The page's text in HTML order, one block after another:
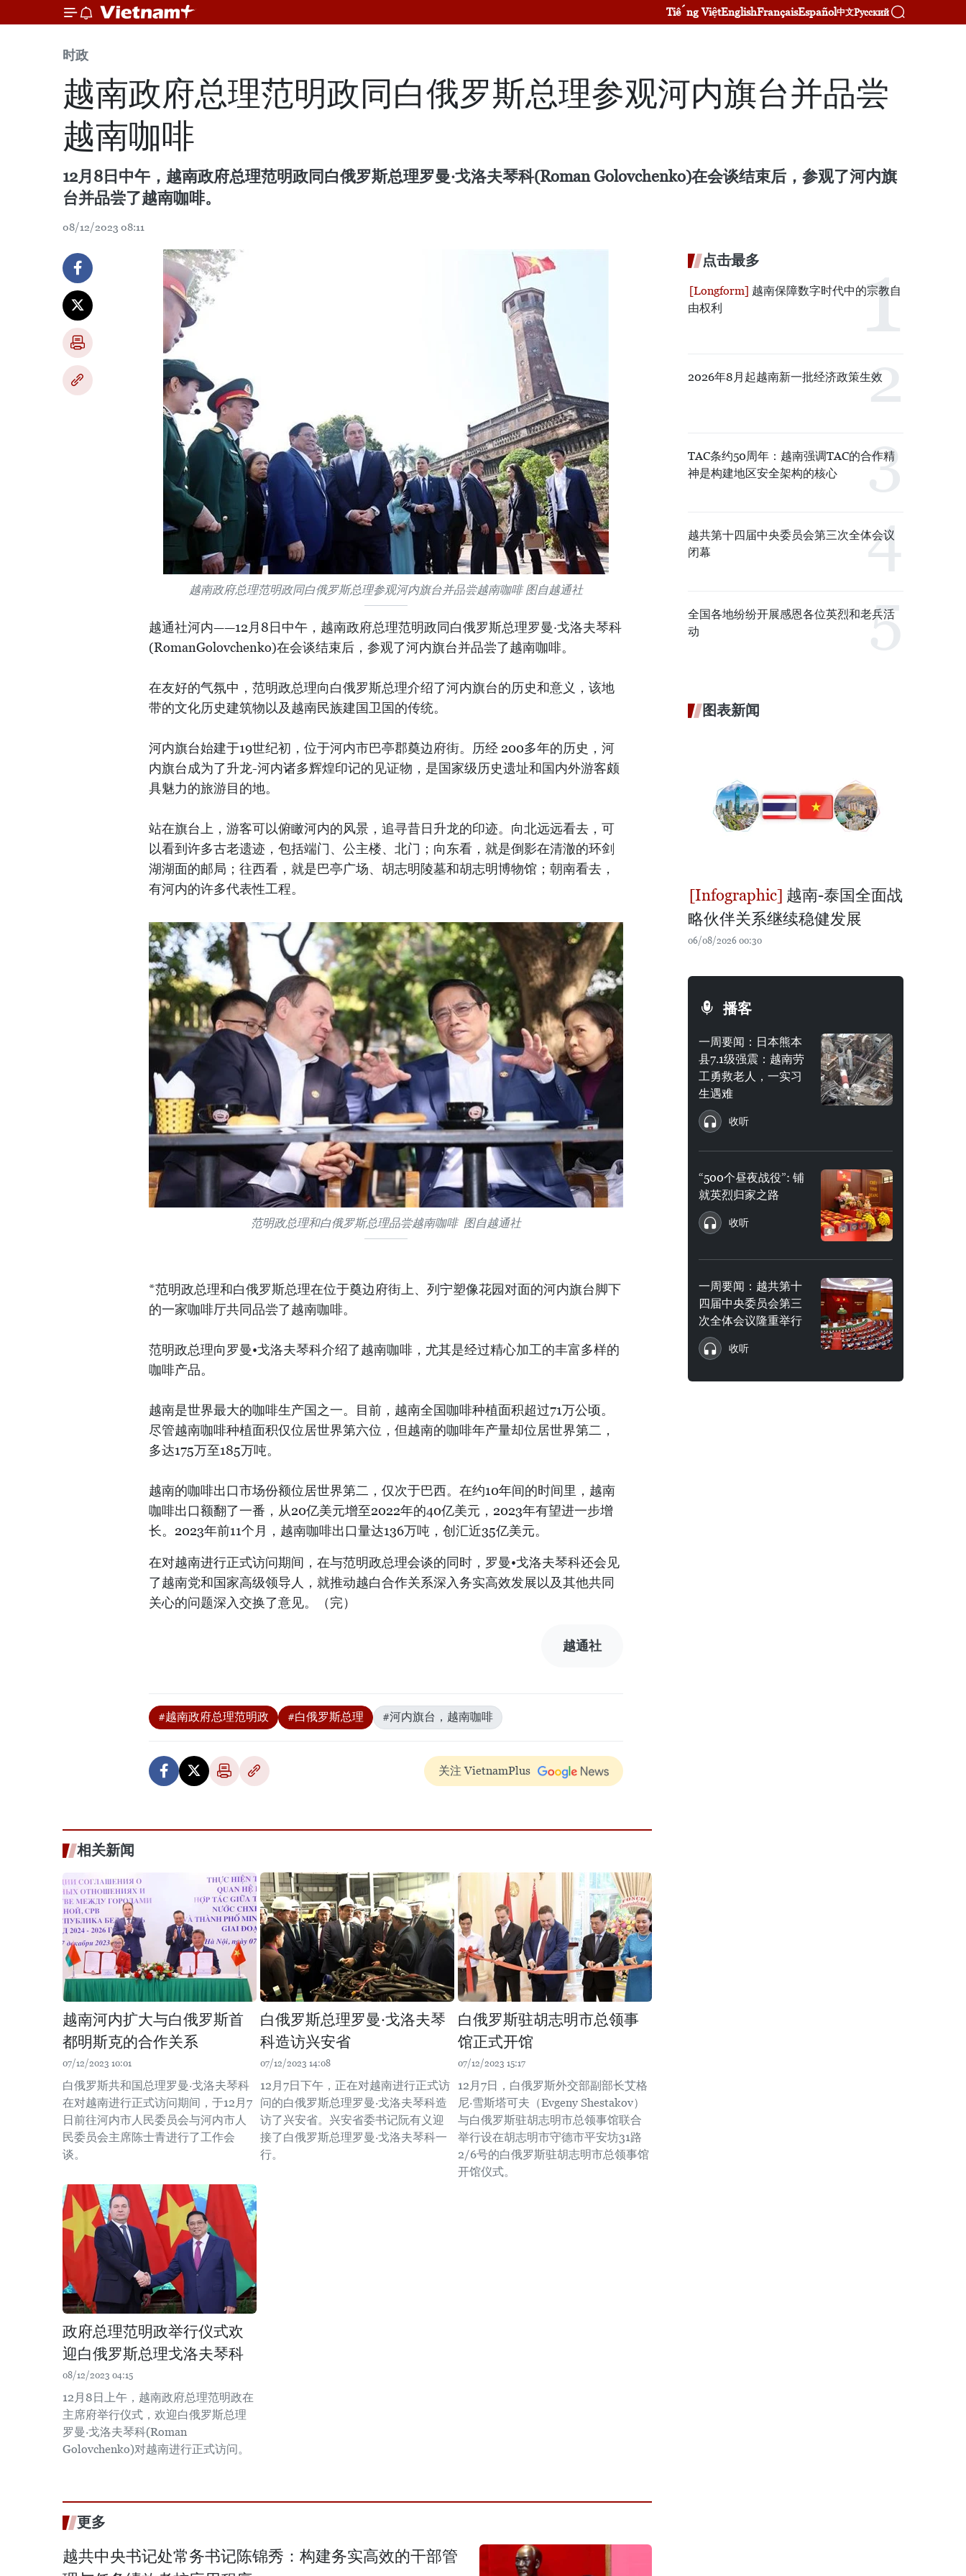
Tiếng ViệtEnglishFrançaisEspañol中文Русский
时政
越南政府总理范明政同白俄罗斯总理参观河内旗台并品尝
越南咖啡
12月8日中午，越南政府总理范明政同白俄罗斯总理罗曼·戈洛夫琴科(Roman Golovchenko)在会谈结束后，参观了河内旗
台并品尝了越南咖啡。
08/12/2023 08:11
越南政府总理范明政同白俄罗斯总理参观河内旗台并品尝越南咖啡 图自越通社
越通社河内——12月8日中午，越南政府总理范明政同白俄罗斯总理罗曼·戈洛夫琴科
(RomanGolovchenko)在会谈结束后，参观了河内旗台并品尝了越南咖啡。
在友好的气氛中，范明政总理向白俄罗斯总理介绍了河内旗台的历史和意义，该地
带的文化历史建筑物以及越南民族建国卫国的传统。
河内旗台始建于19世纪初，位于河内市巴亭郡奠边府街。历经 200多年的历史，河
内旗台成为了升龙-河内诸多辉煌印记的见证物，是国家级历史遗址和国内外游客颇
具魅力的旅游目的地。
站在旗台上，游客可以俯瞰河内的风景，追寻昔日升龙的印迹。向北远远看去，可
以看到许多古老遗迹，包括端门、公主楼、北门；向东看，就是倒影在清澈的环剑
湖湖面的邮局；往西看，就是巴亭广场、胡志明陵墓和胡志明博物馆；朝南看去，
有河内的许多代表性工程。
范明政总理和白俄罗斯总理品尝越南咖啡 图自越通社
*范明政总理和白俄罗斯总理在位于奠边府街上、列宁塑像花园对面的河内旗台脚下
的一家咖啡厅共同品尝了越南咖啡。
范明政总理向罗曼•戈洛夫琴科介绍了越南咖啡，尤其是经过精心加工的丰富多样的
咖啡产品。
越南是世界最大的咖啡生产国之一。目前，越南全国咖啡种植面积超过71万公顷。
尽管越南咖啡种植面积仅位居世界第六位，但越南的咖啡年产量却位居世界第二，
多达175万至185万吨。
越南的咖啡出口市场份额位居世界第二，仅次于巴西。在约10年间的时间里，越南
咖啡出口额翻了一番，从20亿美元增至2022年的40亿美元，2023年有望进一步增
长。2023年前11个月，越南咖啡出口量达136万吨，创汇近35亿美元。
在对越南进行正式访问期间，在与范明政总理会谈的同时，罗曼•戈洛夫琴科还会见
了越南党和国家高级领导人，就推动越白合作关系深入务实高效发展以及其他共同
关心的问题深入交换了意见。（完）
越通社
#越南政府总理范明政 #白俄罗斯总理 #河内旗台，越南咖啡
关注 VietnamPlus
相关新闻
越南河内扩大与白俄罗斯首
都明斯克的合作关系
07/12/2023 10:01
白俄罗斯共和国总理罗曼·戈洛夫琴科
在对越南进行正式访问期间，于12月7
日前往河内市人民委员会与河内市人
民委员会主席陈士青进行了工作会
谈。
白俄罗斯总理罗曼·戈洛夫琴
科造访兴安省
07/12/2023 14:08
12月7日下午，正在对越南进行正式访
问的白俄罗斯总理罗曼·戈洛夫琴科造
访了兴安省。兴安省委书记阮有义迎
接了白俄罗斯总理罗曼·戈洛夫琴科一
行。
白俄罗斯驻胡志明市总领事
馆正式开馆
07/12/2023 15:17
12月7日，白俄罗斯外交部副部长艾格
尼·雪斯塔可夫（Evgeny Shestakov）
与白俄罗斯驻胡志明市总领事馆联合
举行设在胡志明市守德市平安坊31路
2/6号的白俄罗斯驻胡志明市总领事馆
开馆仪式。 ​
政府总理范明政举行仪式欢
迎白俄罗斯总理戈洛夫琴科
08/12/2023 04:15
12月8日上午，越南政府总理范明政在
主席府举行仪式，欢迎白俄罗斯总理
罗曼·戈洛夫琴科(Roman
Golovchenko)对越南进行正式访问。
更多
越共中央书记处常务书记陈锦秀：构建务实高效的干部管
点击最多
越南保障数字时代中的宗教自
由权利
2026年8月起越南新一批经济政策生效
TAC条约50周年：越南强调TAC的合作精
神是构建地区安全架构的核心
越共第十四届中央委员会第三次全体会议
闭幕
全国各地纷纷开展感恩各位英烈和老兵活
动
图表新闻
越南-泰国全面战
略伙伴关系继续稳健发展
06/08/2026 00:30
播客
一周要闻：日本熊本
县7.1级强震：越南劳
工勇救老人，一实习
生遇难
收听
“500个昼夜战役”: 铺
就英烈归家之路
收听
一周要闻：越共第十
四届中央委员会第三
次全体会议隆重举行
收听